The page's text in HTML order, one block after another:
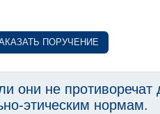
ПОРУЧЕНИЕ
они не
этическим нормам.